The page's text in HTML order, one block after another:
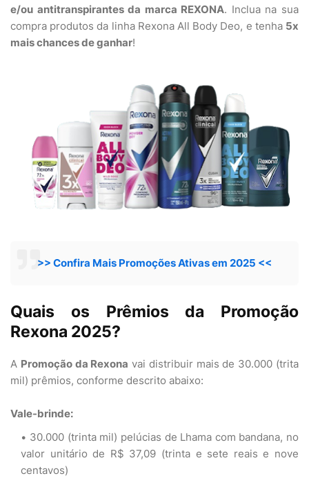
e/ou antitranspirantes da marca REXONA. Inclua na sua
compra produtos da linha Rexona All Body Deo, e tenha 5x
mais chances de ganhar!
>> Confira Mais Promoções Ativas em 2025 <<
Quais os Prêmios da Promoção
Rexona 2025?
A Promoção da Rexona vai distribuir mais de 30.000 (trita
mil) prêmios, conforme descrito abaixo:
Vale-brinde:
30.000 (trinta mil) pelúcias de Lhama com bandana, no
valor unitário de R$ 37,09 (trinta e sete reais e nove
centavos)